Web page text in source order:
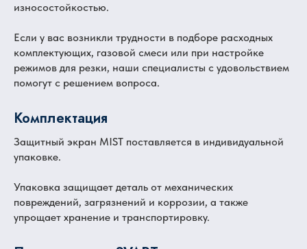
износостойкостью.
Если у вас возникли трудности в подборе расходных
комплектующих, газовой смеси или при настройке
режимов для резки, наши специалисты с удовольствием
помогут с решением вопроса.
Комплектация
Защитный экран MIST поставляется в индивидуальной
упаковке.
Упаковка защищает деталь от механических
повреждений, загрязнений и коррозии, а также
упрощает хранение и транспортировку.